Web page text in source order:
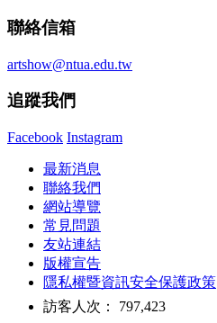
聯絡信箱
artshow@ntua.edu.tw
追蹤我們
Facebook Instagram
最新消息
聯絡我們
網站導覽
常見問題
友站連結
版權宣告
隱私權暨資訊安全保護政策
訪客人次： 797,423